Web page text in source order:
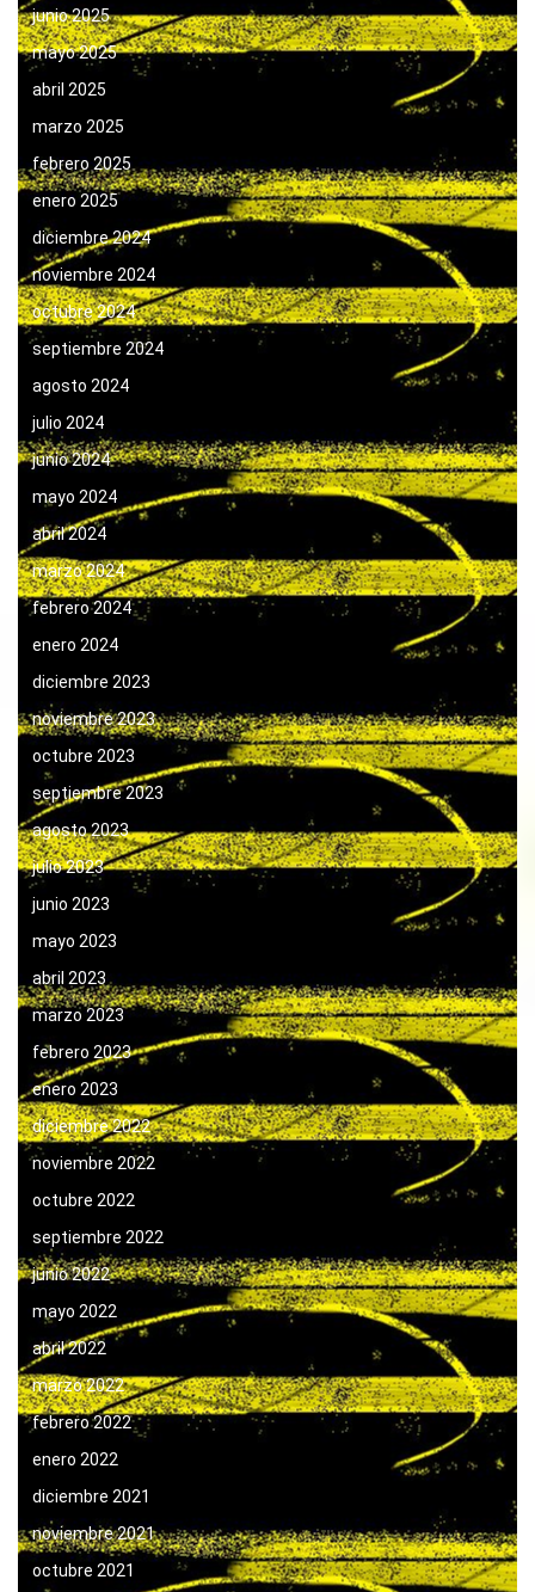
junio 2025
mayo 2025
abril 2025
marzo 2025
febrero 2025
enero 2025
diciembre 2024
noviembre 2024
octubre 2024
septiembre 2024
agosto 2024
julio 2024
junio 2024
mayo 2024
abril 2024
marzo 2024
febrero 2024
enero 2024
diciembre 2023
noviembre 2023
octubre 2023
septiembre 2023
agosto 2023
julio 2023
junio 2023
mayo 2023
abril 2023
marzo 2023
febrero 2023
enero 2023
diciembre 2022
noviembre 2022
octubre 2022
septiembre 2022
junio 2022
mayo 2022
abril 2022
marzo 2022
febrero 2022
enero 2022
diciembre 2021
noviembre 2021
octubre 2021